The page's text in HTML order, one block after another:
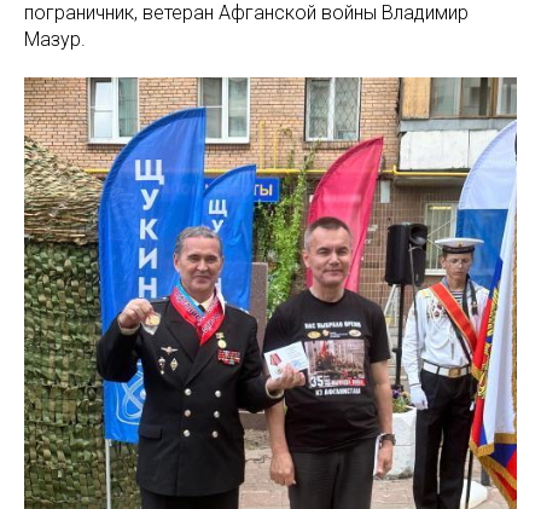
пограничник, ветеран Афганской войны Владимир
Мазур.